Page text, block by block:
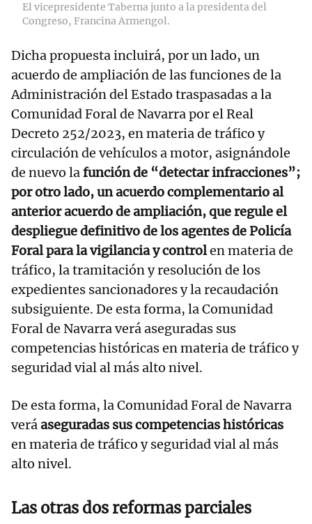
El vicepresidente Taberna junto a la presidenta del
Congreso, Francina Armengol.
Dicha propuesta incluirá, por un lado, un
acuerdo de ampliación de las funciones de la
Administración del Estado traspasadas a la
Comunidad Foral de Navarra por el Real
Decreto 252/2023, en materia de tráfico y
circulación de vehículos a motor, asignándole
de nuevo lafunción de “detectar infracciones”;
por otro lado, un acuerdo complementario al
anterior acuerdo de ampliación, que regule el
despliegue definitivo de los agentes de Policía
Foral para la vigilancia y controlen materia de
tráfico, la tramitación y resolución de los
expedientes sancionadores y la recaudación
subsiguiente. De esta forma, la Comunidad
Foral de Navarra verá aseguradas sus
competencias históricas en materia de tráfico y
seguridad vial al más alto nivel.
De esta forma, la Comunidad Foral de Navarra
veráaseguradas sus competencias históricas
en materia de tráfico y seguridad vial al más
alto nivel.
Las otras dos reformas parciales